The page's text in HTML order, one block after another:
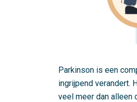
Parkinson is een
ingrijpend verandert.
veel meer dan alleen